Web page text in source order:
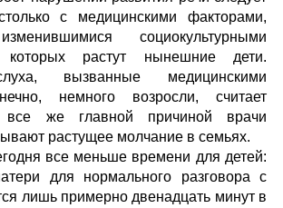
с медицинскими факторами,
социокультурными
растут нынешние дети.
вызванные медицинскими
немного возросли, считает
же главной причиной врачи
растущее молчание в семьях.
все меньше времени для детей:
для нормального разговора с
лишь примерно двенадцать минут в